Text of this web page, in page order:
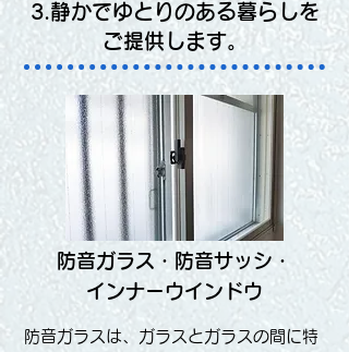
3.静かでゆとりのある暮らしを
ご提供します。
防音ガラス・防音サッシ・
インナーウインドウ
防音ガラスは、ガラスとガラスの間に特